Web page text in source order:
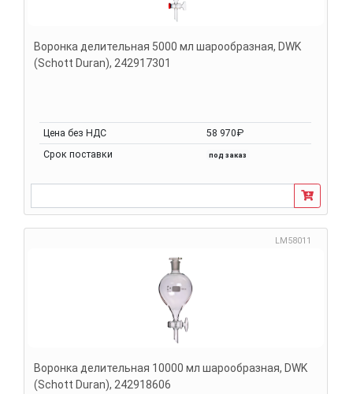
Воронка делительная 5000 мл шарообразная, DWK
(Schott Duran), 242917301
Цена без НДС
58 970₽
Срок поставки
под заказ
LM58011
Воронка делительная 10000 мл шарообразная, DWK
(Schott Duran), 242918606